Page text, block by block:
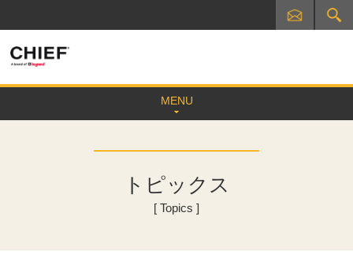
MENU
トピックス
[ Topics ]